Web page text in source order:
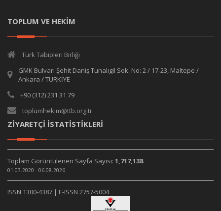
TOPLUM VE HEKİM
Türk Tabipleri Birliği
GMK Bulvarı Şehit Daniş Tunalıgil Sok. No: 2 / 17-23, Maltepe /
Ankara / TÜRKİYE
+90 (312) 231 31 79
toplumhekim@ttb.org.tr
ZİYARETÇİ İSTATİSTİKLERİ
Toplam Görüntülenen Sayfa Sayısı: 1,717,138
01.03.2020 - 06.08.2026
ISSN 1300-4387 | E-ISSN 2757-5004